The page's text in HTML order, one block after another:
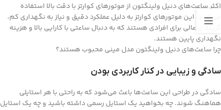
اکثر ساعت‌های دنیل ولینگتون از موتورهای کوارتز با دقت بالا استفاده
می‌کنند. این موتورهای کوارتز به دلیل عملکرد دقیق و نیاز به نگهداری کم،
گزینه‌ای عالی برای افرادی هستند که به دنبال ساعتی با کارایی بالا و هزینه
نگهداری پایین هستند.
چرا ساعت‌های دنیل ولینگتون مدل مینی محبوب هستند؟
سادگی و زیبایی در کنار کاربردی بودن
سادگی در طراحی این ساعت‌ها باعث می‌شود که به راحتی با هر استایلی
هماهنگ شوند. چه بخواهید یک استایل رسمی داشته باشید و چه یک استایل